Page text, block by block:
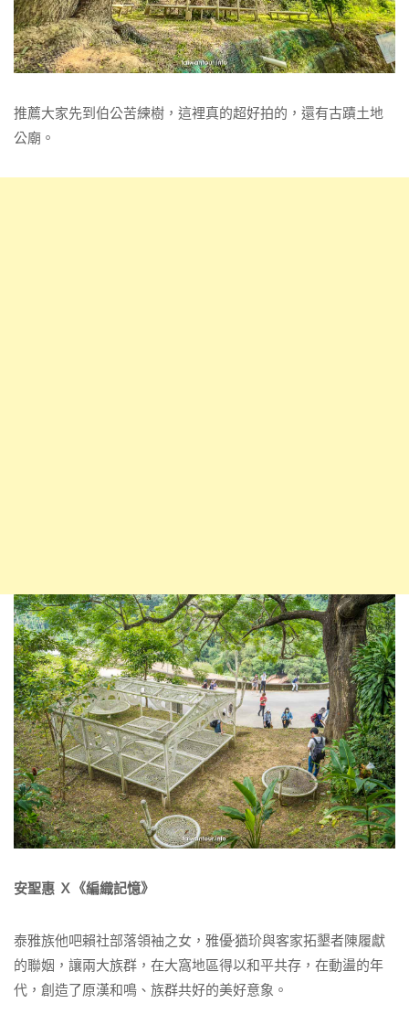
推薦大家先到伯公苦練樹，這裡真的超好拍的，還有古蹟土地
公廟。
安聖惠 Ｘ《編織記憶》
泰雅族他吧賴社部落領袖之女，雅優·猶玠與客家拓墾者陳履獻
的聯姻，讓兩大族群，在大窩地區得以和平共存，在動盪的年
代，創造了原漢和鳴、族群共好的美好意象。